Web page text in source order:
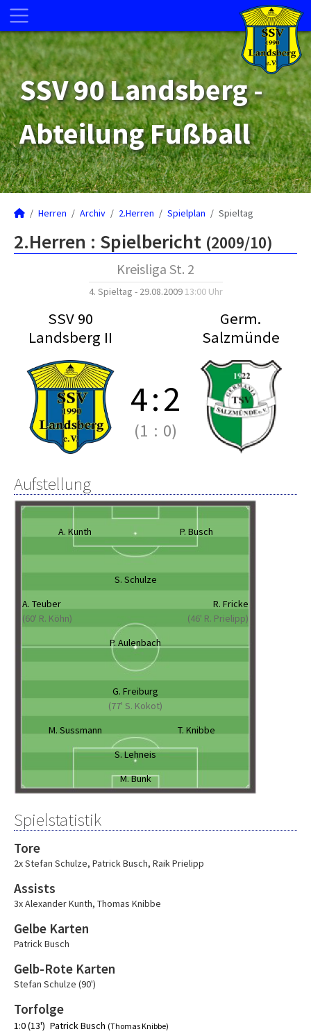
SSV 90 Landsberg -
Abteilung Fußball
Herren Archiv 2.Herren Spielplan Spieltag
2.Herren : Spielbericht (2009/10)
Kreisliga St. 2
4. Spieltag - 29.08.2009 13:00 Uhr
SSV 90
Landsberg II
Germ.
Salzmünde
4:2
(1 : 0)
Aufstellung
A. Kunth P. Busch
S. Schulze
A. Teuber
(60' R. Köhn)
R. Fricke
(46' R. Prielipp)
P. Aulenbach
G. Freiburg
(77' S. Kokot)
M. Sussmann
T. Knibbe
S. Lehneis
M. Bunk
Spielstatistik
Tore
2x Stefan Schulze, Patrick Busch, Raik Prielipp
Assists
3x Alexander Kunth, Thomas Knibbe
Gelbe Karten
Patrick Busch
Gelb-Rote Karten
Stefan Schulze (90')
Torfolge
1:0 (13') Patrick Busch (Thomas Knibbe)